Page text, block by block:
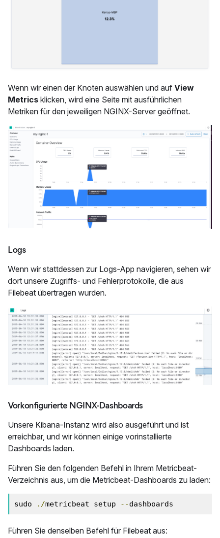
Wenn wir einen der Knoten auswählen und auf View
Metrics klicken, wird eine Seite mit ausführlichen
Metriken für den jeweiligen NGINX-Server geöffnet.
Logs
Wenn wir stattdessen zur Logs-App navigieren, sehen wir
dort unsere Zugriffs- und Fehlerprotokolle, die aus
Filebeat übertragen wurden.
Vorkonfigurierte NGINX-Dashboards
Unsere Kibana-Instanz wird also ausgeführt und ist
erreichbar, und wir können einige vorinstallierte
Dashboards laden.
Führen Sie den folgenden Befehl in Ihrem Metricbeat-
Verzeichnis aus, um die Metricbeat-Dashboards zu laden:
sudo ./metricbeat setup --dashboards
Führen Sie denselben Befehl für Filebeat aus: